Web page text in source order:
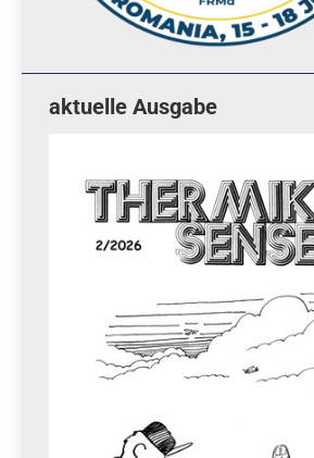
aktuelle Ausgabe